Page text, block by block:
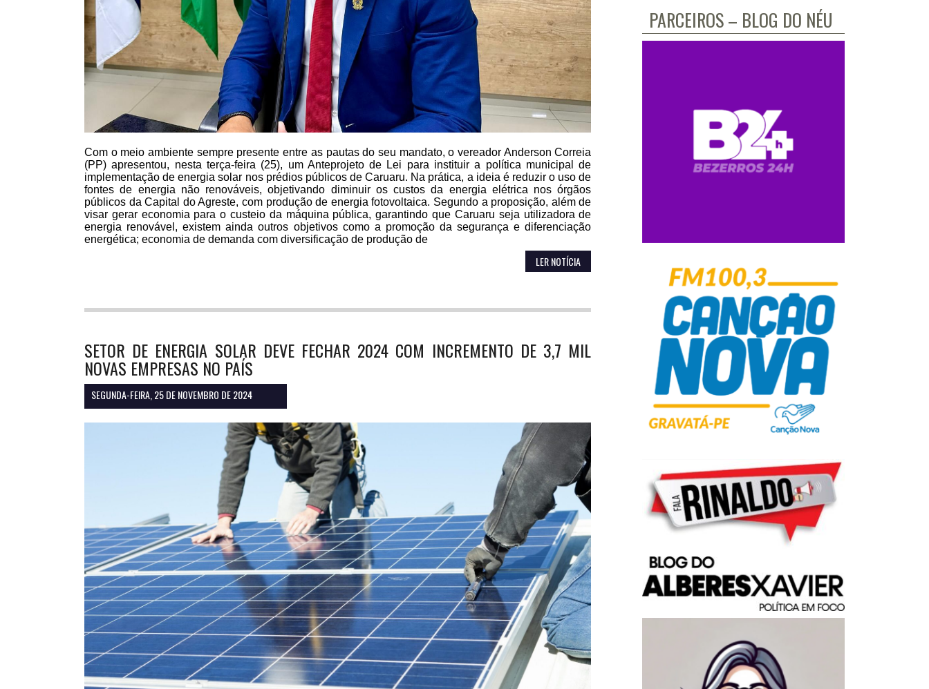
Com o meio ambiente sempre presente entre as pautas do seu mandato, o vereador Anderson Correia
(PP) apresentou, nesta terça-feira (25), um Anteprojeto de Lei para instituir a política municipal de
implementação de energia solar nos prédios públicos de Caruaru. Na prática, a ideia é reduzir o uso de
fontes de energia não renováveis, objetivando diminuir os custos da energia elétrica nos órgãos
públicos da Capital do Agreste, com produção de energia fotovoltaica. Segundo a proposição, além de
visar gerar economia para o custeio da máquina pública, garantindo que Caruaru seja utilizadora de
energia renovável, existem ainda outros objetivos como a promoção da segurança e diferenciação
energética; economia de demanda com diversificação de produção de
LER NOTÍCIA
SETOR DE ENERGIA SOLAR DEVE FECHAR 2024 COM INCREMENTO DE 3,7 MIL
NOVAS EMPRESAS NO PAÍS
SEGUNDA-FEIRA, 25 DE NOVEMBRO DE 2024
PARCEIROS – BLOG DO NÉU